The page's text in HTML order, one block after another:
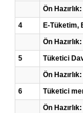
Ön
4
E-Tüketim,
Ön
5
Tüketici
Ön
6
Tüketici
Ön